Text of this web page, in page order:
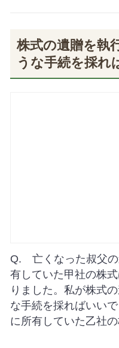
株式の遺贈を執
うな手続を採れ
Q. 亡くなった叔父の
有していた甲社の株
りました。私が株式
な手続を採ればいい
に所有していた乙社